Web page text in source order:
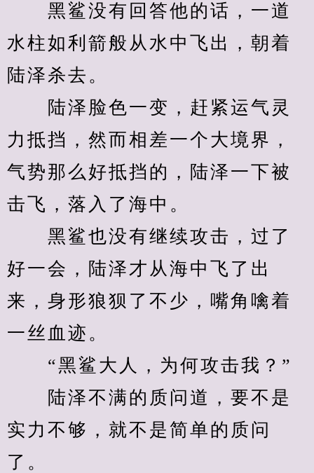
黑鲨没有回答他的话，一道
水柱如利箭般从水中飞出，朝着
陆泽杀去。
陆泽脸色一变，赶紧运气灵
力抵挡，然而相差一个大境界，
气势那么好抵挡的，陆泽一下被
击飞，落入了海中。
黑鲨也没有继续攻击，过了
好一会，陆泽才从海中飞了出
来，身形狼狈了不少，嘴角噙着
一丝血迹。
“黑鲨大人，为何攻击我？”
陆泽不满的质问道，要不是
实力不够，就不是简单的质问
了。